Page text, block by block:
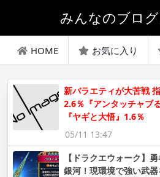
みんなのブロ
HOME お気に入り
新バラエティが大苦戦
2.6％『アンタッチャブ
『ヤギと大悟』1.6％
05/11 13:47
【ドラクエウォーク】
銀河！現環境で強い武